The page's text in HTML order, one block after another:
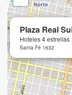
Plaza Real
Hoteles 4 estrellas
Santa Fé 1632